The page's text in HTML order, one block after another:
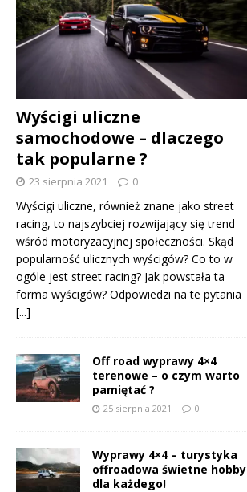
Wyścigi uliczne
samochodowe – dlaczego
tak popularne ?
23 sierpnia 2021 0
Wyścigi uliczne, również znane jako street
racing, to najszybciej rozwijający się trend
wśród motoryzacyjnej społeczności. Skąd
popularność ulicznych wyścigów? Co to w
ogóle jest street racing? Jak powstała ta
forma wyścigów? Odpowiedzi na te pytania
[...]
Off road wyprawy 4×4
terenowe – o czym warto
pamiętać ?
25 sierpnia 2021 0
Wyprawy 4×4 – turystyka
offroadowa świetne hobby
dla każdego!